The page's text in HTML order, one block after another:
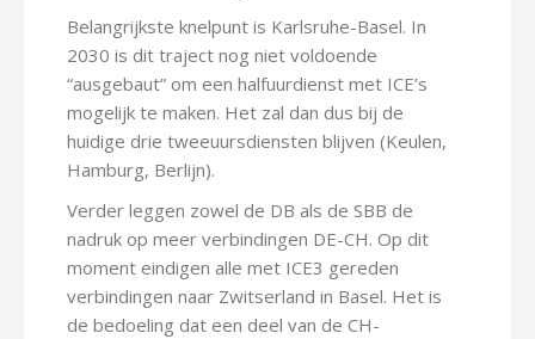
Belangrijkste knelpunt is Karlsruhe-Basel. In
2030 is dit traject nog niet voldoende
“ausgebaut” om een halfuurdienst met ICE’s
mogelijk te maken. Het zal dan dus bij de
huidige drie tweeuursdiensten blijven (Keulen,
Hamburg, Berlijn).
Verder leggen zowel de DB als de SBB de
nadruk op meer verbindingen DE-CH. Op dit
moment eindigen alle met ICE3 gereden
verbindingen naar Zwitserland in Basel. Het is
de bedoeling dat een deel van de CH-